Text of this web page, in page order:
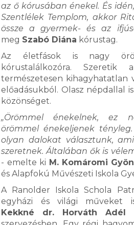
az ő kórusában énekel. És
Szentlélek Templom, akkor
össze a gyermek- és az
meg Szabó Diána kórustag.
Az életfások is nagy
kórustalálkozóra. Szeretik
természetesen kihagyhatatlan
előadásukból. Olasz népdallal
közönséget.
„Örömmel énekelnek, ez
örömmel énekeljenek
olyan dalokat választunk,
szeretnek. Általában ők is
- emelte ki M. Komáromi
és Alapfokú Művészeti Iskola
A Ranolder Iskola Schola
egyházi és világi műveket
Kekkné dr. Horváth Adél